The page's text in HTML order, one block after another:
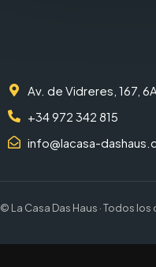
Av. de Vidreres, 167,
+34 972 342 815
info@lacasa-
© La Casa Das Haus · Todos